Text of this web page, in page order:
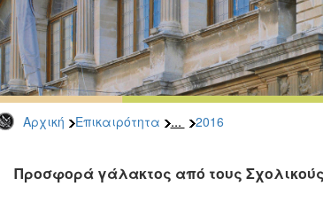
Αρχική Επικαιρότητα ... 2016
Προσφορά γάλακτος από τους